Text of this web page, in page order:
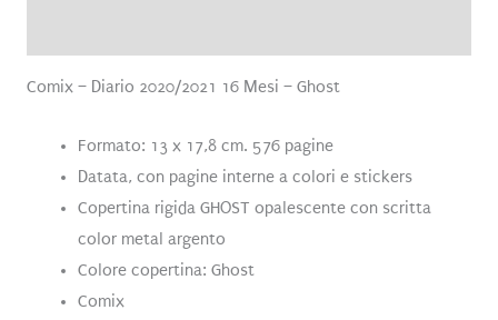
Comix – Diario 2020/2021 16 Mesi – Ghost
Formato: 13 x 17,8 cm. 576 pagine
Datata, con pagine interne a colori e stickers
Copertina rigida GHOST opalescente con scritta
color metal argento
Colore copertina: Ghost
Comix